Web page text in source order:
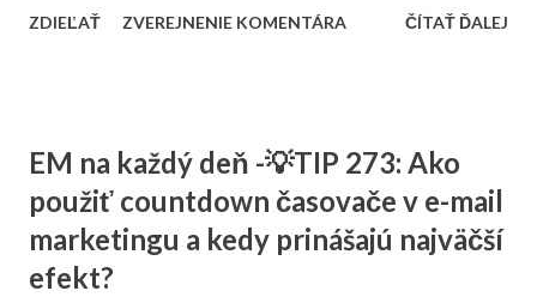
ako nastaviť SEO tak, aby fungovalo aj pri menšom
osloviť zákazníkov z celého Slovenska alebo len z vášho
mesta? Výskum kľúčových slov – zistite, čo ľudia hľadajú.
Namiesto všeobecných výrazov typu „kaviareň“ skúste
„kaviareň Bratislava Staré Mesto“ alebo „zdravé obedy
ZDIEĽAŤ ZVEREJNENIE KOMENTÁRA ČÍTAŤ ĎALEJ
EM na každý deň -💡TIP 273: Ako
použiť countdown časovače v e-mail
marketingu a kedy prinášajú najväčší
efekt?